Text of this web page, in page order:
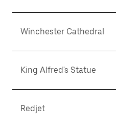
Winchester Cathedral
King Alfred's Statue
Redjet